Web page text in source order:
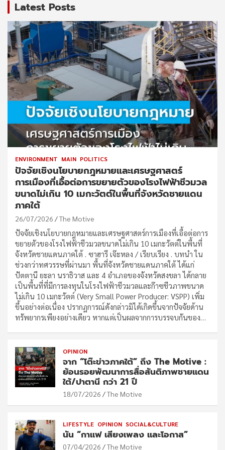
Latest Posts
ENVIRONMENT MAIN POLITICS
ปัจจัยเชิงนโยบายกฎหมายและเศรษฐศาสตร์
การเมืองที่เอื้อต่อการขยายตัวของโรงไฟฟ้าชีวมวล
ขนาดไม่เกิน 10 เมกะวัตต์ในพื้นที่จังหวัดชายแดน
ภาคใต้
26/07/2026 The Motive
ปัจจัยเชิงนโยบายกฎหมายและเศรษฐศาสตร์การเมืองที่เอื้อต่อการ
ขยายตัวของโรงไฟฟ้าชีวมวลขนาดไม่เกิน 10 เมกะวัตต์ในพื้นที่
จังหวัดชายแดนภาคใต้ . ซาฮารี เจ๊ะหลง / เรียบเรียง . บทนำ ใน
ช่วงกว่าทศวรรษที่ผ่านมา พื้นที่จังหวัดชายแดนภาคใต้ ได้แก่
ปัตตานี ยะลา นราธิวาส และ 4 อำเภอของจังหวัดสงขลา ได้กลาย
เป็นพื้นที่ที่มีการลงทุนในโรงไฟฟ้าชีวมวลและก๊าซชีวภาพขนาด
ไม่เกิน 10 เมกะวัตต์ (Very Small Power Producer: VSPP) เพิ่ม
ขึ้นอย่างต่อเนื่อง ปรากฏการณ์ดังกล่าวมิได้เกิดขึ้นจากปัจจัยด้าน
ทรัพยากรเพียงอย่างเดียว หากแต่เป็นผลจากการบรรจบกันของ…
OPINION
จาก “โต๊ะข่าวภาคใต้” ถึง The Motive :
ย้อนรอยพัฒนาการสื่อสันติภาพชายแดน
ใต้/ปาตานี กว่า 21 ปี
18/07/2026 The Motive
LIFESTYLE OPINION SOCIAL&CULTURE
นัน “กาแฟ เสียงเพลง และโอกาส”
07/04/2026 The Motive